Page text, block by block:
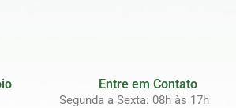
Entre em Contato
Segunda a Sexta: 08h às 17h